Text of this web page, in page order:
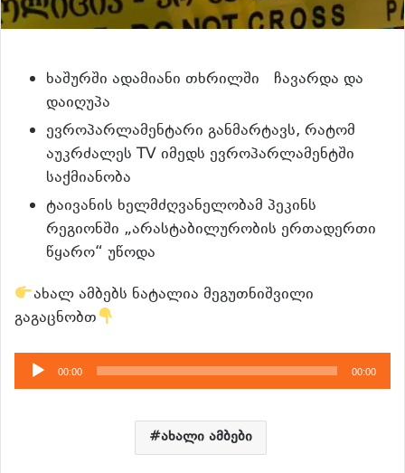
ხაშურში ადამიანი თხრილში ჩავარდა და
დაიღუპა
ევროპარლამენტარი განმარტავს, რატომ
აუკრძალეს TV იმედს ევროპარლამენტში
საქმიანობა
ტაივანის ხელმძღვანელობამ პეკინს
რეგიონში „არასტაბილურობის ერთადერთი
წყარო“ უწოდა
ახალ ამბებს ნატალია მეგუთნიშვილი
გაგაცნობთ
აუდიო
დამკვრელი
00:00 00:00
ახალი ამბები